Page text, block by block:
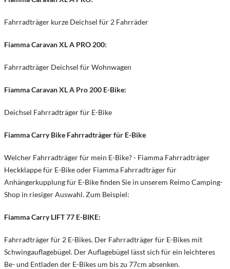
Fahrradträger kurze Deichsel für 2 Fahrräder
Fiamma Caravan XL A PRO 200:
Fahrradträger Deichsel für Wohnwagen
Fiamma Caravan XL A Pro 200 E-Bike:
Deichsel Fahrradträger für E-Bike
Fiamma Carry Bike Fahrradträger für E-Bike
Welcher Fahrradträger für mein E-Bike? - Fiamma Fahrradträger
Heckklappe für E-Bike oder Fiamma Fahrradträger für
Anhängerkupplung für E-Bike finden Sie in unserem Reimo Camping-
Shop in riesiger Auswahl. Zum Beispiel:
Fiamma Carry LIFT 77 E-BIKE:
Fahrradträger für 2 E-Bikes. Der Fahrradträger für E-Bikes mit
Schwingauflagebügel. Der Auflagebügel lässt sich für ein leichteres
Be- und Entladen der E-Bikes um bis zu 77cm absenken.